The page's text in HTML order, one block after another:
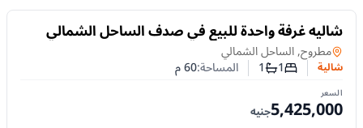
للبيع
شاليه غرفة واحدة للبيع في صدف الساحل الشمالي
بتقسيط 10 سنوات
شاليةفي
مطروح, الساحل الشمالي
شالية عدد غرف النوم
1عدد الحمامات
1 المساحة:60م
السعر
5,425,000جنيه